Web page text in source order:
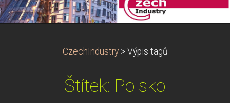
CzechIndustry > Výpis tagů
Štítek: Polsko